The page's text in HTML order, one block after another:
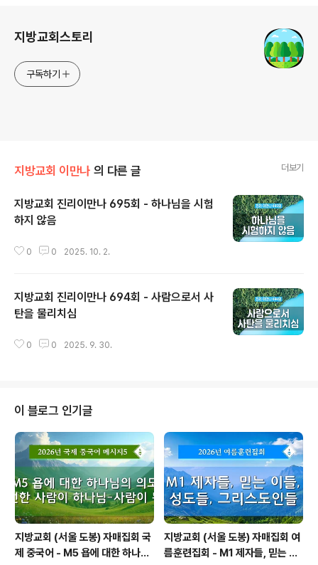
지방교회스토리
구독하기
지방교회 이만나 의 다른 글 더보기
지방교회 진리이만나 695회 - 하나님을 시험
하지 않음
0 0 2025. 10. 2.
지방교회 진리이만나 694회 - 사람으로서 사
탄을 물리치심
0 0 2025. 9. 30.
이 블로그 인기글
지방교회 (서울 도봉) 자매집회 국
제 중국어 - M5 욥에 대한 하나님
지방교회 (서울 도봉) 자매집회 여
름훈련집회 - M1 제자들, 믿는 이